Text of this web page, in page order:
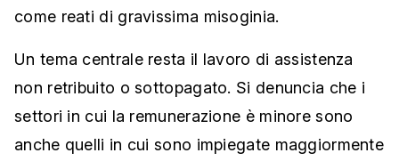
come reati di gravissima misoginia.
Un tema centrale resta il lavoro di assistenza
non retribuito o sottopagato. Si denuncia che i
settori in cui la remunerazione è minore sono
anche quelli in cui sono impiegate maggiormente